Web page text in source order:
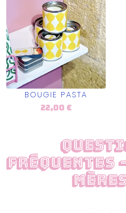
BOUGIE PASTA
22,00€
fréquentes
Mères